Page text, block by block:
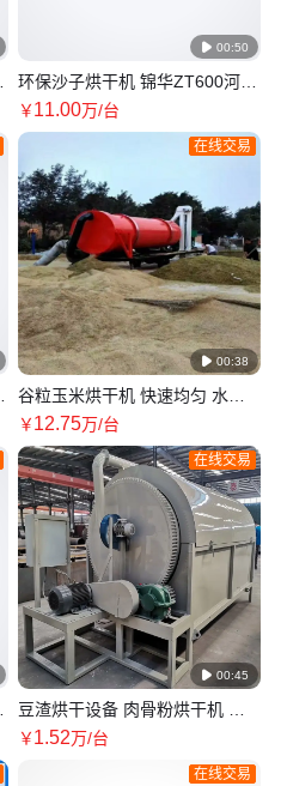
 00:50
环保沙子烘干机 锦华ZT600河沙
烘干设备 石英石干燥机 技术工
艺成熟
￥11.00万/台
 00:38
在线交易
谷粒玉米烘干机 快速均匀 水稻
烘干设备 移动式更方便 节能成
本低 锦华
￥12.75万/台
 00:45
在线交易
豆渣烘干设备 肉骨粉烘干机 锦
华虾壳粉干燥设备 烘干均匀节能
￥1.52万/台
在线交易